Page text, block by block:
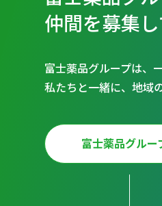
仲間を募集し
富士薬品グループは、
私たちと一緒に、地域
富士薬品グルー